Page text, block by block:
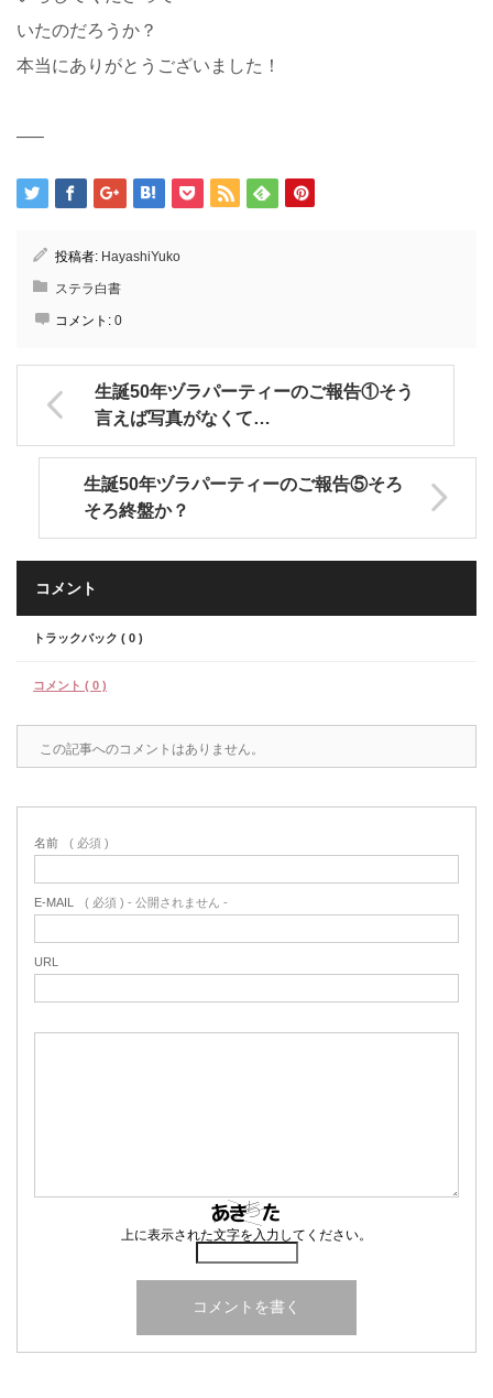
いたのだろうか？
本当にありがとうございました！
—–
投稿者: HayashiYuko
ステラ白書
コメント: 0
生誕50年ヅラパーティーのご報告①そう
言えば写真がなくて…
生誕50年ヅラパーティーのご報告⑤そろ
そろ終盤か？
コメント
トラックバック ( 0 )
コメント ( 0 )
この記事へのコメントはありません。
名前 ( 必須 )
E-MAIL ( 必須 ) - 公開されません -
URL
上に表示された文字を入力してください。